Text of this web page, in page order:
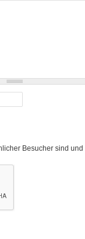
Besucher sind